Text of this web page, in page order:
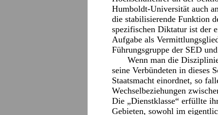
Humboldt-Universität auch
die stabilisierende Funktion
spezifischen Diktatur ist der
Aufgabe als
Führungsgruppe der SED
Wenn man die
seine Verbündeten in dieses
Staatsmacht einordnet, so
Wechselbeziehungen
Die „Dienstklasse“ erfüllte
Gebieten, sowohl im